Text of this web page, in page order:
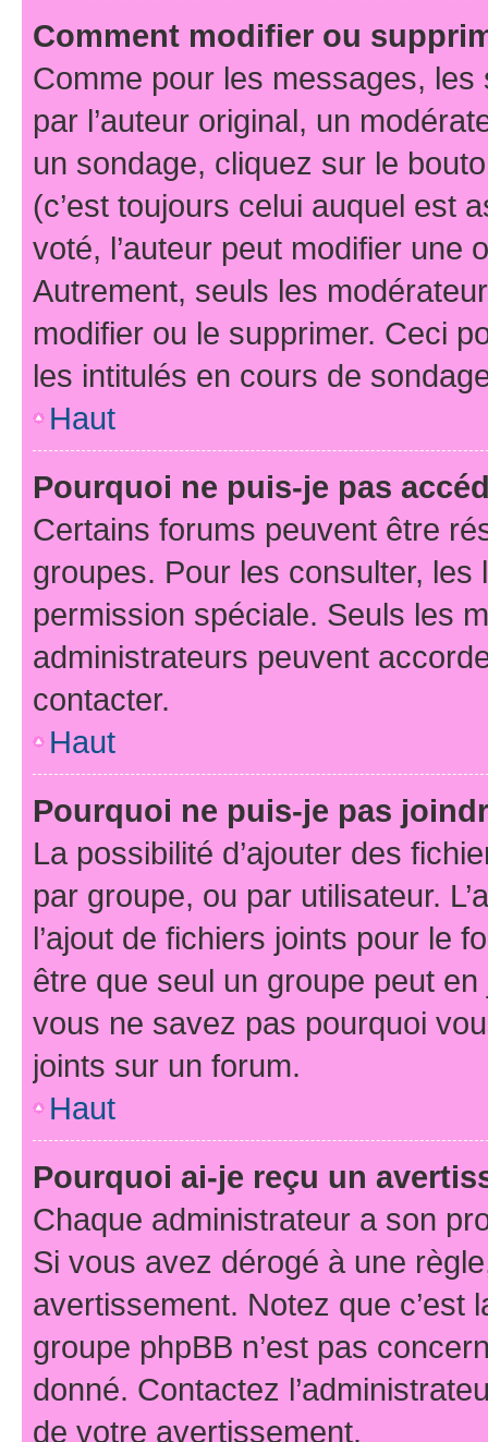
Comment modifier ou
Comme pour les messages,
par l’auteur original, un
un sondage, cliquez sur le
(c’est toujours celui auquel est
voté, l’auteur peut modifier une
Autrement, seuls les
modifier ou le supprimer. Ceci
les intitulés en cours de
Haut
Pourquoi ne puis-je pas
Certains forums peuvent être
groupes. Pour les consulter,
permission spéciale. Seuls les
administrateurs peuvent
contacter.
Haut
Pourquoi ne puis-je pas
La possibilité d’ajouter des
par groupe, ou par utilisateur.
l’ajout de fichiers joints pour le
être que seul un groupe peut
vous ne savez pas pourquoi
joints sur un forum.
Haut
Pourquoi ai-je reçu un
Chaque administrateur a son
Si vous avez dérogé à une
avertissement. Notez que c’est
groupe phpBB n’est pas
donné. Contactez
de votre avertissement.